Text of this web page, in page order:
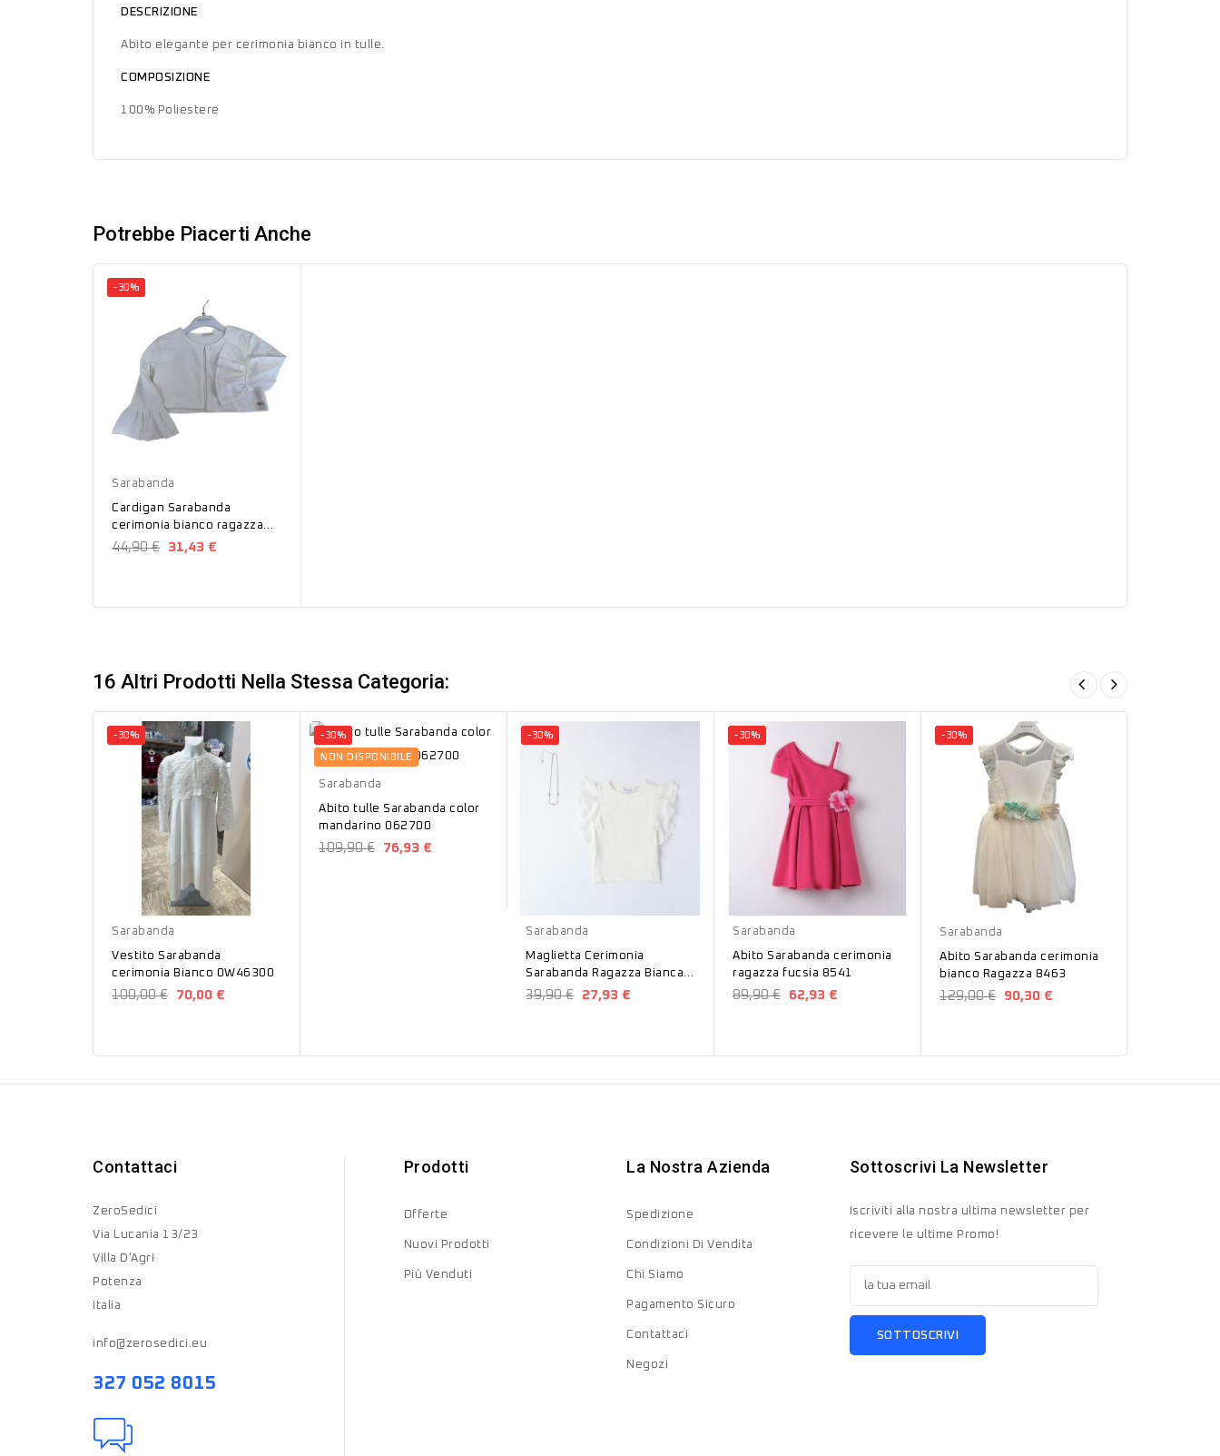
DESCRIZIONE
Abito elegante per cerimonia bianco in tulle.
COMPOSIZIONE
100% Poliestere
Potrebbe Piacerti Anche
-30%
Sarabanda
Cardigan Sarabanda
cerimonia bianco ragazza
8450
44,90 € 31,43 €
16 Altri Prodotti Nella Stessa Categoria:
Bianco
-30%
Sarabanda
Vestito Sarabanda
cerimonia Bianco 0W46300
100,00 € 70,00 €
Mandarino
-30%
NON DISPONIBILE
Sarabanda
Abito tulle Sarabanda color
mandarino 062700
109,90 € 76,93 €
-30%
Sarabanda
Maglietta Cerimonia
Sarabanda Ragazza Bianca
B448
39,90 € 27,93 €
-30%
Sarabanda
Abito Sarabanda cerimonia
ragazza fucsia 8541
89,90 € 62,93 €
-30%
Sarabanda
Abito Sarabanda cerimonia
bianco Ragazza 8463
129,00 € 90,30 €
Contattaci
ZeroSedici
Via Lucania 13/23
Villa D'Agri
Potenza
Italia
info@zerosedici.eu
327 052 8015
Prodotti
Offerte
Nuovi Prodotti
Più Venduti
La Nostra Azienda
Spedizione
Condizioni Di Vendita
Chi Siamo
Pagamento Sicuro
Contattaci
Negozi
Sottoscrivi La Newsletter
Iscriviti alla nostra ultima newsletter per
ricevere le ultime Promo!